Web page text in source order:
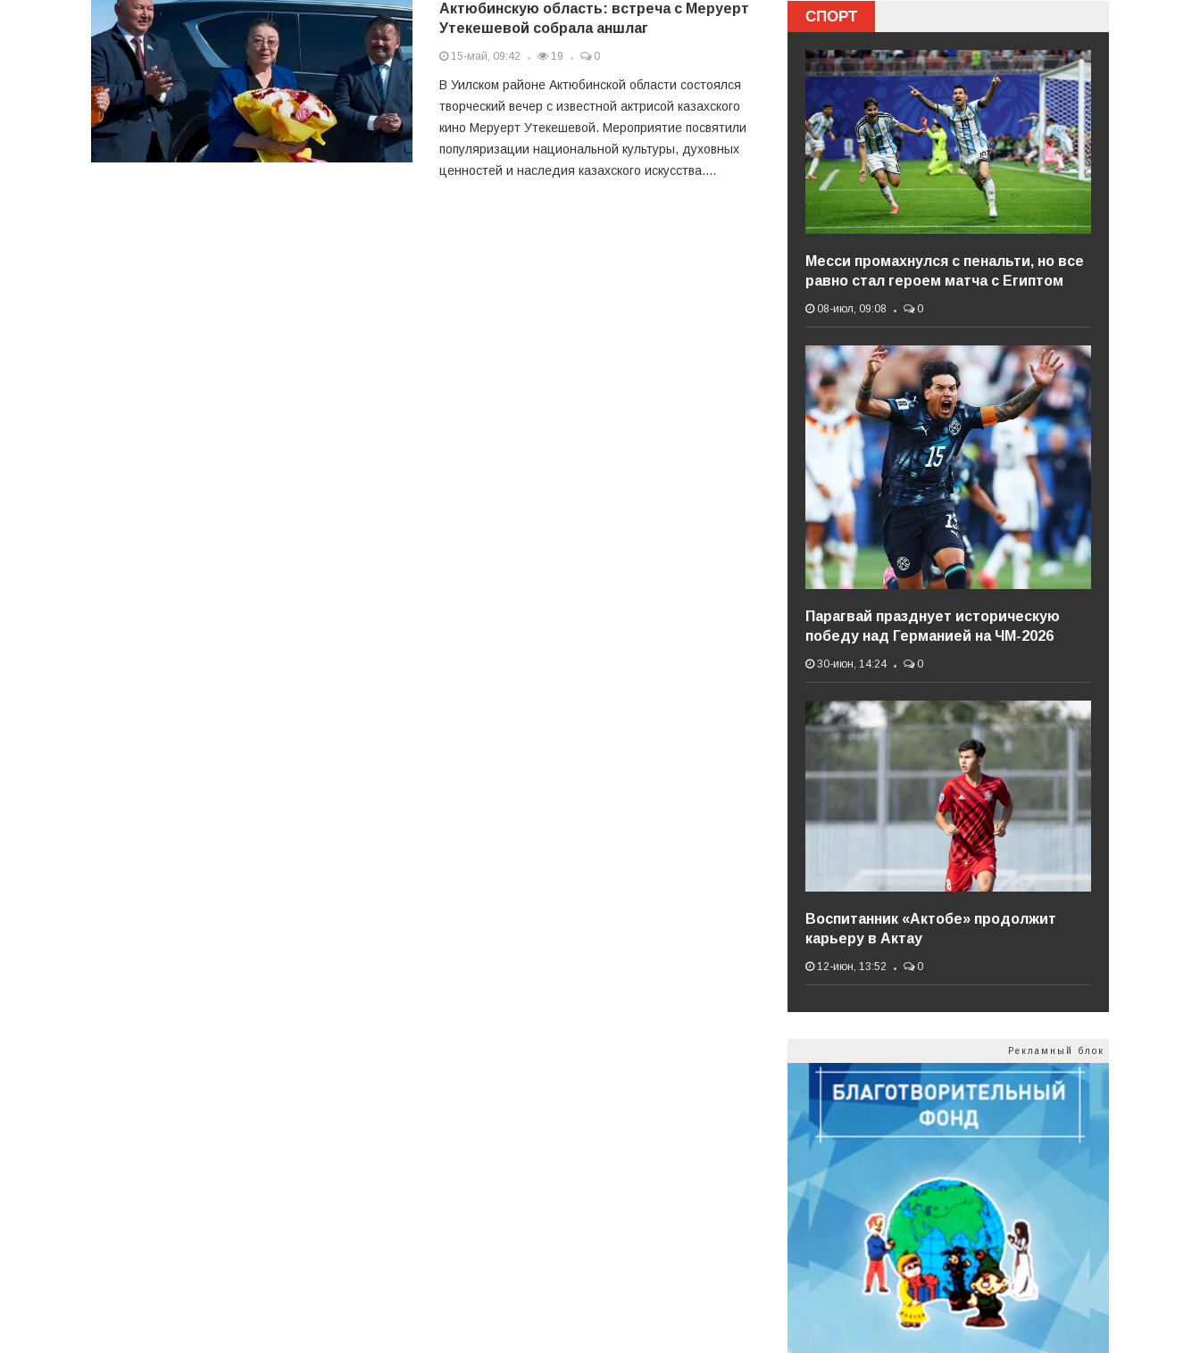
Актюбинскую область: встреча с Меруерт
Утекешевой собрала аншлаг
15-май, 09:42 19 0
В Уилском районе Актюбинской области состоялся
творческий вечер с известной актрисой казахского
кино Меруерт Утекешевой. Мероприятие посвятили
популяризации национальной культуры, духовных
ценностей и наследия казахского искусства....
СПОРТ
Месси промахнулся с пенальти, но все
равно стал героем матча с Египтом
08-июл, 09:08 0
Парагвай празднует историческую
победу над Германией на ЧМ-2026
30-июн, 14:24 0
Воспитанник «Актобе» продолжит
карьеру в Актау
12-июн, 13:52 0
Рекламный блок